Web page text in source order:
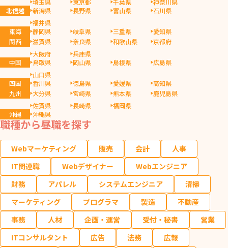
北信越
新潟県 長野県 富山県
石川県
福井県
東海
静岡県 岐阜県 三重県
愛知県
関西
滋賀県 奈良県 和歌山県
京都府
大阪府
兵庫県
中国
鳥取県 岡山県 島根県
広島県
山口県
四国
香川県 徳島県 愛媛県
高知県
九州
大分県 宮崎県 熊本県
鹿児島県
佐賀県
長崎県
福岡県
沖縄
沖縄県
職種から昼職を探す
Webマーケティング 販売 会計
人事
IT関連職
Webデザイナー
Webエンジニア
財務
アパレル システムエンジニア
清掃
マーケティング
プログラマ 製造
不動産
事務
人材 企画・運営 受付・秘書
営業
ITコンサルタント
広告 法務
広報